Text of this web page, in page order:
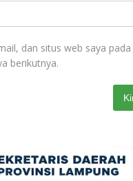
dan situs web saya
berikutnya.